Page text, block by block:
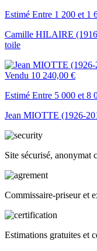
Estimé Entre 1 200 et 1
Camille HILAIRE
toile
Vendu 10 240,00 €
Estimé Entre 5 000 et 8
Jean MIOTTE (1926-
Site sécurisé, anonymat
Commissaire-priseur et
Estimations gratuites et